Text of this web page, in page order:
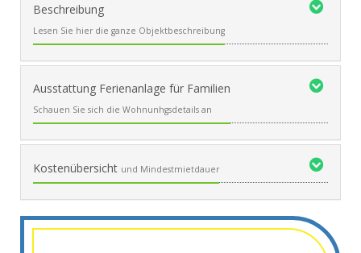
Beschreibung
Lesen Sie hier die ganze Objektbeschreibung
Ausstattung Ferienanlage für Familien
Schauen Sie sich die Wohnunhgsdetails an
Kostenübersicht und Mindestmietdauer